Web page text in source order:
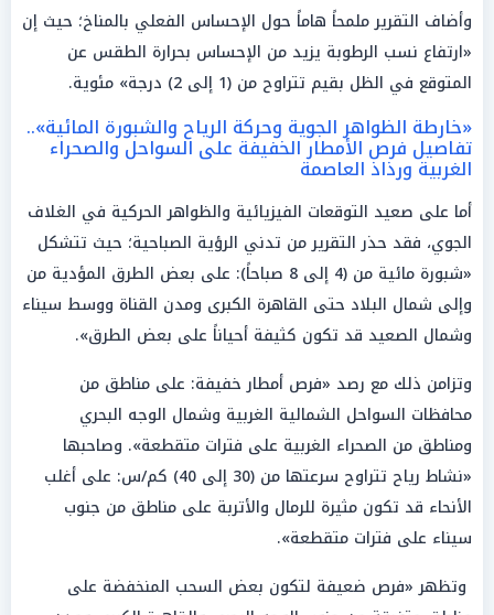
وأضاف التقرير ملمحاً هاماً حول الإحساس الفعلي بالمناخ؛ حيث إن
«ارتفاع نسب الرطوبة يزيد من الإحساس بحرارة الطقس عن
المتوقع في الظل بقيم تتراوح من (1 إلى 2) درجة» مئوية.
«خارطة الظواهر الجوية وحركة الرياح والشبورة المائية»..
تفاصيل فرص الأمطار الخفيفة على السواحل والصحراء
الغربية ورذاذ العاصمة
أما على صعيد التوقعات الفيزيائية والظواهر الحركية في الغلاف
الجوي، فقد حذر التقرير من تدني الرؤية الصباحية؛ حيث تتشكل
«شبورة مائية من (4 إلى 8 صباحاً): على بعض الطرق المؤدية من
وإلى شمال البلاد حتى القاهرة الكبرى ومدن القناة ووسط سيناء
وشمال الصعيد قد تكون كثيفة أحياناً على بعض الطرق».
وتزامن ذلك مع رصد «فرص أمطار خفيفة: على مناطق من
محافظات السواحل الشمالية الغربية وشمال الوجه البحري
ومناطق من الصحراء الغربية على فترات متقطعة». وصاحبها
«نشاط رياح تتراوح سرعتها من (30 إلى 40) كم/س: على أغلب
الأنحاء قد تكون مثيرة للرمال والأتربة على مناطق من جنوب
سيناء على فترات متقطعة».
وتظهر «فرص ضعيفة لتكون بعض السحب المنخفضة على